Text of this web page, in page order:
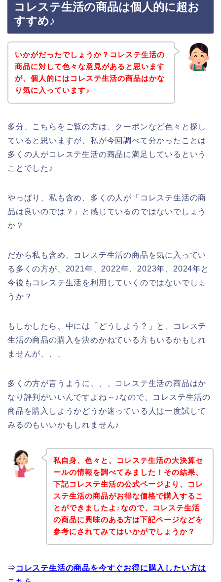
コレステ生活の商品は個人的に超お
すすめ♪
いかがだったでしょうか？コレステ生活の
商品に対して色々な意見があると思います
が、個人的にはコレステ生活の商品はかな
り気に入っています♪
多分、こちらをご覧の方は、クーポンなど色々と探し
ていると思いますが、私が今回調べて分かったことは
多くの人がコレステ生活の商品に満足しているという
ことでした♪
やっぱり、私も含め、多くの人が「コレステ生活の商
品は良いのでは？」と感じているのではないでしょう
か？
だから私も含め、コレステ生活の商品を気に入ってい
る多くの方が、2021年、2022年、2023年、2024年と
今後もコレステ生活を利用していくのではないでしょ
うか？
もしかしたら、中には「どうしよう？」と、コレステ
生活の商品の購入を決めかねている方もいるかもしれ
ませんが、、、
多くの方が言うように、、、コレステ生活の商品はか
なり評判がいいんですよね～♪なので、コレステ生活の
商品を購入しようかどうか迷っている人は一度試して
みるのもいいかもしれません♪
私自身、色々と、コレステ生活の大決算セ
ールの情報を調べてみました！その結果、
下記コレステ生活の公式ページより、コレ
ステ生活の商品がお得な価格で購入するこ
とができましたよ♪なので、コレステ生活
の商品に興味のある方は下記ページなどを
参考にされてみてはいかがでしょうか？
⇒ コレステ生活の商品を今すぐお得に購入したい方は